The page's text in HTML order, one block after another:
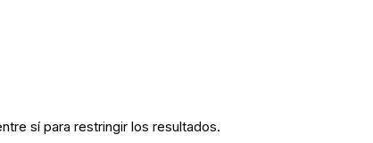
sí para restringir los resultados.